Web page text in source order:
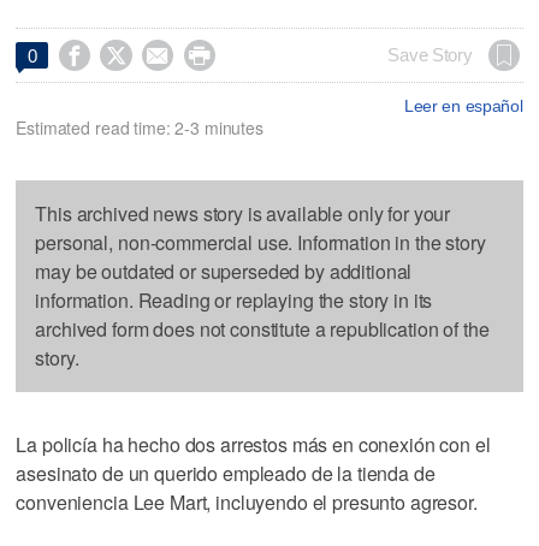
0     Save Story
Leer en español
Estimated read time: 2-3 minutes
This archived news story is available only for your
personal, non-commercial use. Information in the story
may be outdated or superseded by additional
information. Reading or replaying the story in its
archived form does not constitute a republication of the
story.
La policía ha hecho dos arrestos más en conexión con el
asesinato de un querido empleado de la tienda de
conveniencia Lee Mart, incluyendo el presunto agresor.